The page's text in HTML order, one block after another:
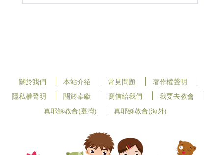
關於我們 本站介紹 常見問題
著作權聲明
隱私權聲明
關於奉獻 寫信給我們
我要去教會
真耶穌教會(臺灣)
真耶穌教會(海外)